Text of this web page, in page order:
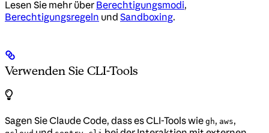
Lesen Sie mehr über Berechtigungsmodi,
Berechtigungsregeln und Sandboxing.
Verwenden Sie CLI-Tools
Sagen Sie Claude Code, dass es CLI-Tools wie gh, aws,